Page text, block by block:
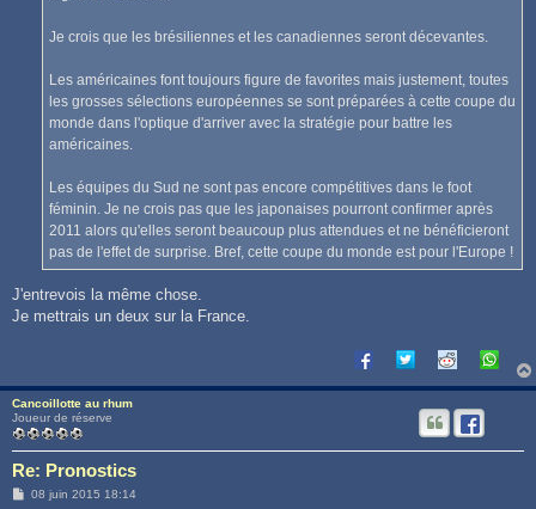
Je crois que les brésiliennes et les canadiennes seront décevantes.
Les américaines font toujours figure de favorites mais justement, toutes
les grosses sélections européennes se sont préparées à cette coupe du
monde dans l'optique d'arriver avec la stratégie pour battre les
américaines.
Les équipes du Sud ne sont pas encore compétitives dans le foot
féminin. Je ne crois pas que les japonaises pourront confirmer après
2011 alors qu'elles seront beaucoup plus attendues et ne bénéficieront
pas de l'effet de surprise. Bref, cette coupe du monde est pour l'Europe !
J'entrevois la même chose.
Je mettrais un deux sur la France.
Cancoillotte au rhum
Joueur de réserve
Re: Pronostics
M08 juin 2015 18:14